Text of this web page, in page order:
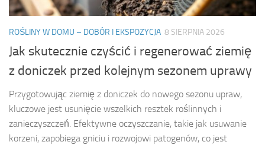
ROŚLINY W DOMU – DOBÓR I EKSPOZYCJA 8 SIERPNIA 2026
Jak skutecznie czyścić i regenerować ziemię
z doniczek przed kolejnym sezonem uprawy
Przygotowując ziemię z doniczek do nowego sezonu upraw,
kluczowe jest usunięcie wszelkich resztek roślinnych i
zanieczyszczeń. Efektywne oczyszczanie, takie jak usuwanie
korzeni, zapobiega gniciu i rozwojowi patogenów, co jest